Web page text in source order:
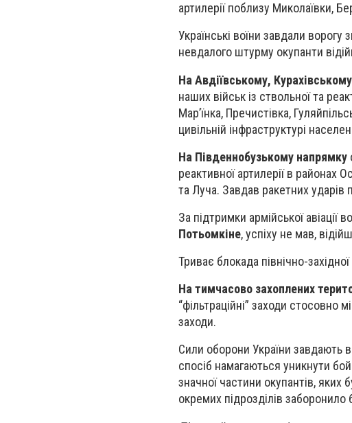
артилерії поблизу Миколаївки,
Українські воїни завдали ворогу
невдалого штурму окупанти
На Авдіївському,
наших військ із ствольної та
Мар’їнка, Пречистівка,
цивільній інфраструктурі
На Південнобузькому напрямку
реактивної артилерії в районах
та Луча. Завдав ракетних ударів
За підтримки армійської
Потьомкіне, успіху не мав,
Триває блокада північно-
На тимчасово захоплених
“фільтраційні” заходи стосовно
заходи.
Сили оборони України завдають
спосіб намагаються уникнути
значної частини окупантів,
окремих підрозділів